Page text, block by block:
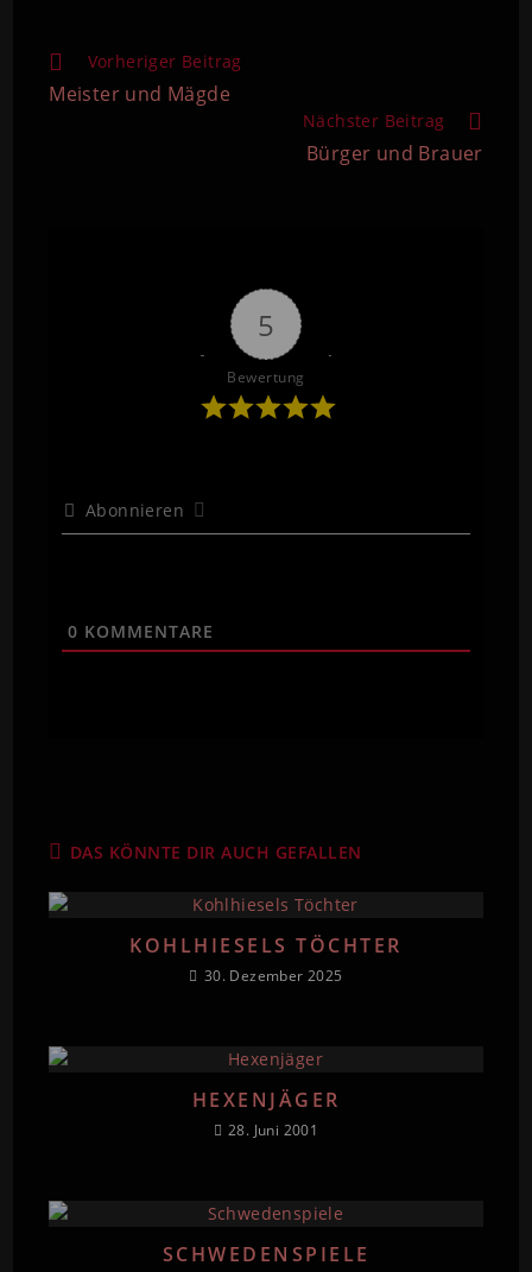
Vorheriger Beitrag
Meister und Mägde
Nächster Beitrag
Bürger und Brauer
5
Bewertung
Abonnieren
0 KOMMENTARE
DAS KÖNNTE DIR AUCH GEFALLEN
KOHLHIESELS TÖCHTER
30. Dezember 2025
HEXENJÄGER
28. Juni 2001
SCHWEDENSPIELE